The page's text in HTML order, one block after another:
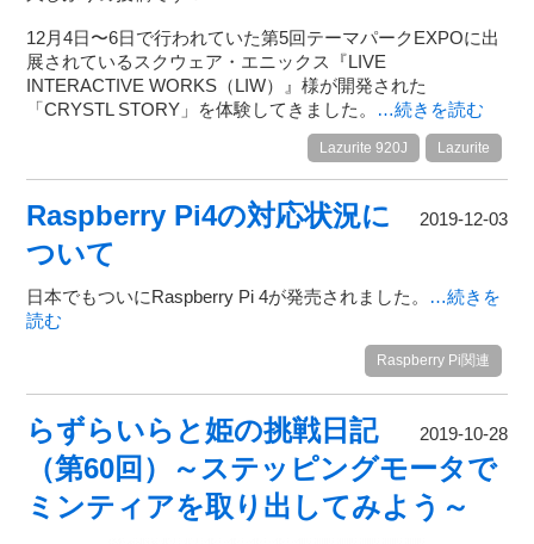
12⽉4⽇〜6⽇で⾏われていた第5回テーマパークEXPOに出
展されているスクウェア・エニックス『LIVE
INTERACTIVE WORKS（LIW）』様が開発された
「CRYSTL STORY」を体験してきました。 …続きを読む
Lazurite
Lazurite 920J
2019-12-03
Raspberry Pi4の対応状況に
ついて
日本でもついにRaspberry Pi 4が発売されました。 …続きを
読む
Raspberry Pi関連
2019-10-28
らずらいらと姫の挑戦日記
（第60回）～ステッピングモータで
ミンティアを取り出してみよう～